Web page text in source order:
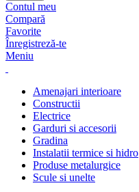
Contul meu
Compară
Favorite
Înregistreză-te
Meniu
Amenajari interioare
Constructii
Electrice
Garduri si accesorii
Gradina
Instalatii termice si hidro
Produse metalurgice
Scule si unelte